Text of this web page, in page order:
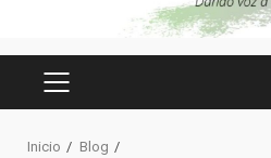
MENÚ
Inicio
Blog